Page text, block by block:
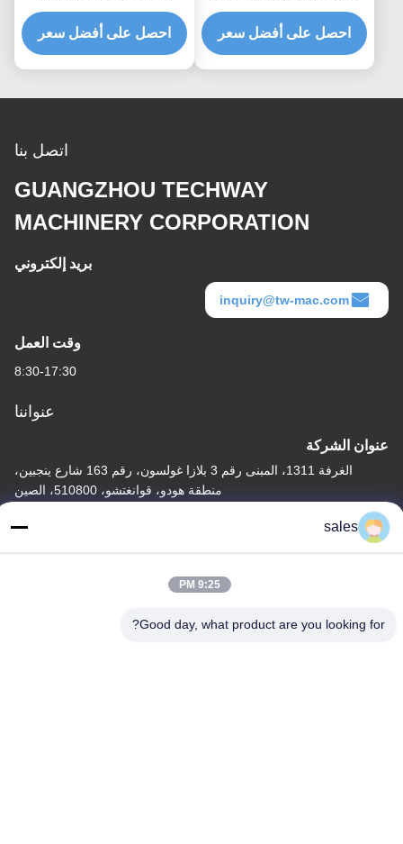
للانحناء
احصل على أفضل سعر
متعدد النواة نوع الطبول
مرن
احصل على أفضل سعر
اتصل بنا
GUANGZHOU TECHWAY
MACHINERY CORPORATION
بريد إلكتروني
inquiry@tw-mac.com
وقت العمل
8:30-17:30
عنواننا
عنوان الشركة
الغرفة 1311، المبنى رقم 3 بلازا غولسون، رقم 163 شارع ينجبين،
منطقة هودو، قوانغتشو، 510800، الصين
عنوان المصنع
رقم 318 طريق فوفينغ الصناعي مدينة شينشان، منطقة باييون،
sales
9:25 PM
Good day, what product are you looking for?